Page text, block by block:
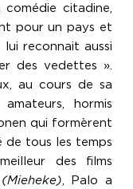
citadine,
pour un pays et
reconnait aussi
des vedettes ».
au cours de sa
hormis
qui formèrent
de tous les temps
des films
, Palo a